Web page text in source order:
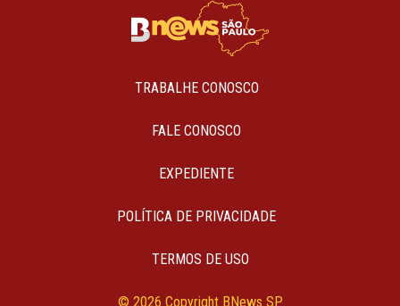
TRABALHE CONOSCO
FALE CONOSCO
EXPEDIENTE
POLÍTICA DE PRIVACIDADE
TERMOS DE USO
© 2026 Copyright BNews SP